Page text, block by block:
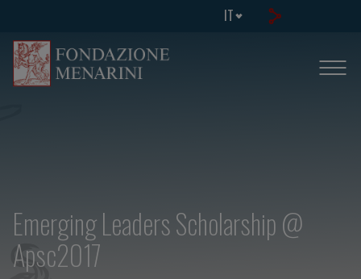
IT
Emerging Leaders Scholarship @
Apsc2017